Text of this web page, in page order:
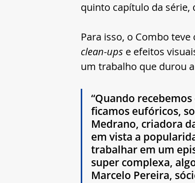
quinto capítulo da série,
Para isso, o Combo
clean-ups e efeitos
um trabalho que durou
“Quando
ficamos eufóricos,
Medrano, criadora
em vista a
trabalhar em um
super complexa,
Marcelo Pereira,